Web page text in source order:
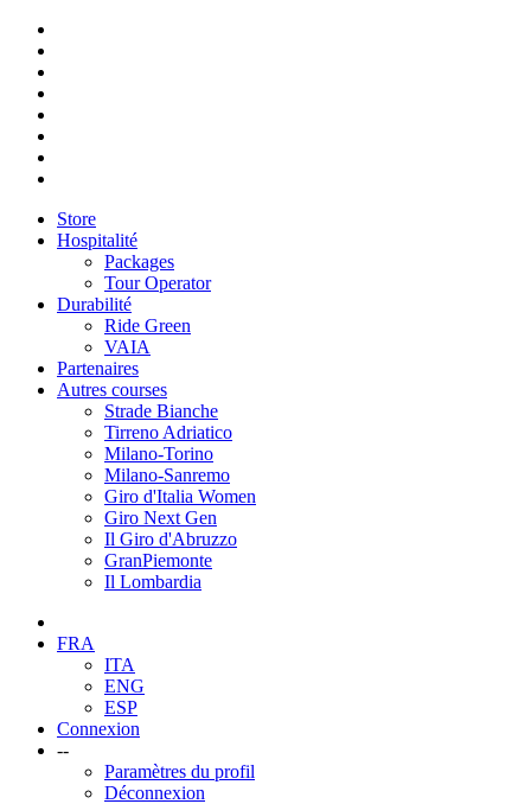
Store
Hospitalité
Packages
Tour Operator
Durabilité
Ride Green
VAIA
Partenaires
Autres courses
Strade Bianche
Tirreno Adriatico
Milano-Torino
Milano-Sanremo
Giro d'Italia Women
Giro Next Gen
Il Giro d'Abruzzo
GranPiemonte
Il Lombardia
FRA
ITA
ENG
ESP
Connexion
--
Paramètres du profil
Déconnexion